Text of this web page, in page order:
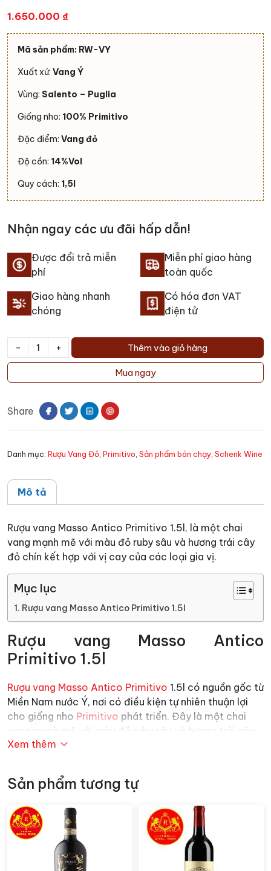
1.650.000 ₫
Mã sản phẩm: RW-VY
Xuất xứ: Vang Ý
Vùng: Salento – Puglia
Giống nho: 100% Primitivo
Đặc điểm: Vang đỏ
Độ cồn: 14%Vol
Quy cách: 1,5l
Nhận ngay các ưu đãi hấp dẫn!
Được đổi trả miễn
phí
Miễn phí giao hàng
toàn quốc
Giao hàng nhanh
chóng
Có hóa đơn VAT
điện tử
-
Rượu
Masso
Primitivo
lượng
+ Thêm vào giỏ hàng
Mua ngay
Share
Danh mục: Rượu Vang Đỏ, Primitivo, Sản phẩm bán chạy, Schenk Wine
Mô tả
Rượu vang Masso Antico Primitivo 1.5l, là một chai
vang mạnh mẽ với màu đỏ ruby sâu và hương trái cây
đỏ chín kết hợp với vị cay của các loại gia vị.
Mục lục
Rượu vang Masso Antico Primitivo 1.5l
Rượu vang Masso Antico
Primitivo 1.5l
Rượu vang Masso Antico Primitivo 1.5l có nguồn gốc từ
Miền Nam nước Ý, nơi có điều kiện tự nhiên thuận lợi
cho giống nho Primitivo phát triển. Đây là một chai
vang mạnh mẽ với màu đỏ ruby sâu và hương trái cây
đỏ chín kết hợp với vị cay của các loại gia vị.
ngọt tự nhiên và mùi vị đậm đà.
tạo nên hương vị đặc trưng và mạnh mẽ.
Chai vang đỏMasso Antico được làm theo phương
pháp appasimento, kỹ thuật làm khô nho độc đáo của
vùng Valpolicenlla Classica, tăng cường hương vị và độ
Xem thêm
Sản phẩm tương tự